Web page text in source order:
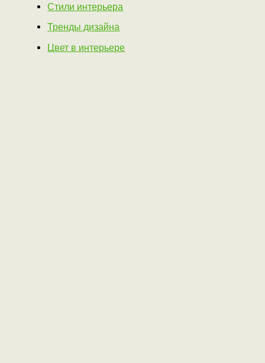
Стили интерьера
Тренды дизайна
Цвет в интерьере